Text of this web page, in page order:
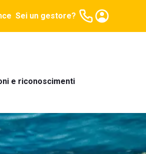
Sei un gestore?
e riconoscimenti